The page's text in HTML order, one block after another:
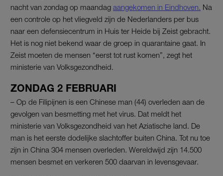
nacht van zondag op maandag aangekomen in Eindhoven. Na
een controle op het vliegveld zijn de Nederlanders per bus
naar een defensiecentrum in Huis ter Heide bij Zeist gebracht.
Het is nog niet bekend waar de groep in quarantaine gaat. In
Zeist moeten de mensen “eerst tot rust komen”, zegt het
ministerie van Volksgezondheid.
ZONDAG 2 FEBRUARI
– Op de Filipijnen is een Chinese man (44) overleden aan de
gevolgen van besmetting met het virus. Dat meldt het
ministerie van Volksgezondheid van het Aziatische land. De
man is het eerste dodelijke slachtoffer buiten China. Tot nu toe
zijn in China 304 mensen overleden. Wereldwijd zijn 14.500
mensen besmet en verkeren 500 daarvan in levensgevaar.